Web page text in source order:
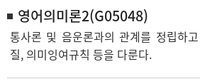
영어의미론2(G05048)
통사론 및 음운론과의 관계를 정립하
질, 의미잉여규칙 등을 다룬다.